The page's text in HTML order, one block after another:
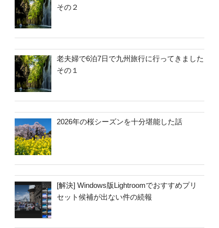
その２
老夫婦で6泊7日で九州旅行に行ってきました
その１
2026年の桜シーズンを十分堪能した話
[解決] Windows版Lightroomでおすすめプリ
セット候補が出ない件の続報